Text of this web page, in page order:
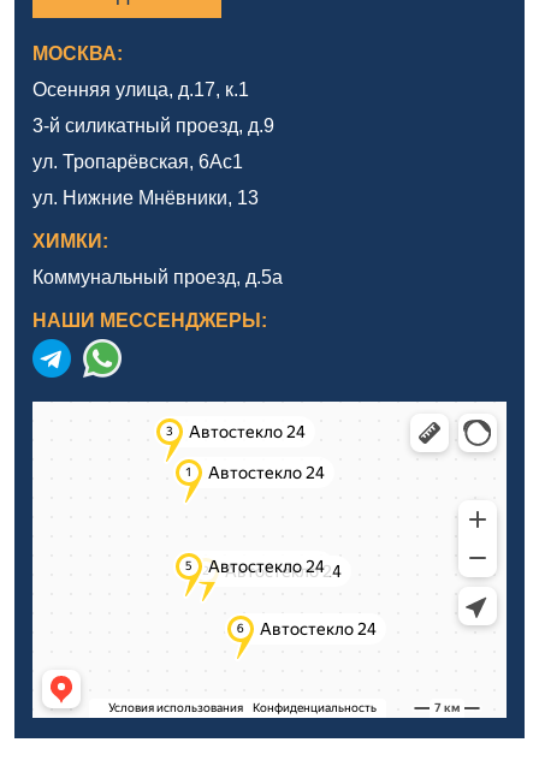
МОСКВА:
Осенняя улица, д.17, к.1
3-й силикатный проезд, д.9
ул. Тропарёвская, 6Ас1
ул. Нижние Мнёвники, 13
ХИМКИ:
Коммунальный проезд, д.5а
НАШИ МЕССЕНДЖЕРЫ: